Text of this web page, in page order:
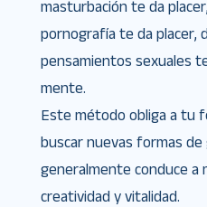
masturbación te da
pornografía te da placer,
pensamientos sexuales
mente.
Este método obliga a tu
buscar nuevas formas de
generalmente conduce a
creatividad y vitalidad.